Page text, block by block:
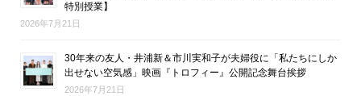
特別授業】
2026年7月21日
30年来の友人・井浦新＆市川実和子が夫婦役に「私たちにしか
出せない空気感」映画『トロフィー』公開記念舞台挨拶
2026年7月21日